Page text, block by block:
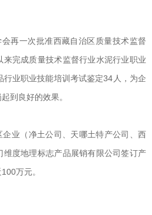
再一次批准西藏自治区质量技术监督
完成质量技术监督行业水泥行业职业
业职业技能培训考试鉴定34人，为企
到良好的效果。
业（净土公司、天哪土特产公司、西
度地理标志产品展销有限公司签订产
万元。